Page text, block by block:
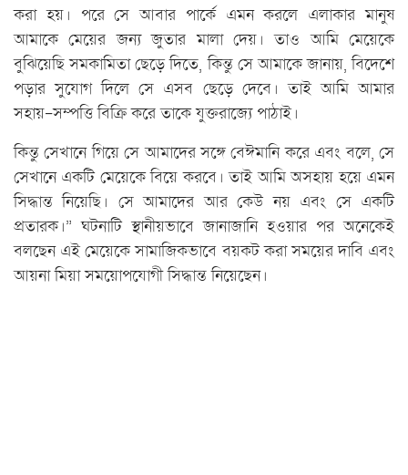
করা হয়। পরে সে আবার পার্কে এমন করলে এলাকার মানুষ
আমাকে মেয়ের জন্য জুতার মালা দেয়। তাও আমি মেয়েকে
বুঝিয়েছি সমকামিতা ছেড়ে দিতে, কিন্তু সে আমাকে জানায়, বিদেশে
পড়ার সুযোগ দিলে সে এসব ছেড়ে দেবে। তাই আমি আমার
সহায়-সম্পত্তি বিক্রি করে তাকে যুক্তরাজ্যে পাঠাই।
কিন্তু সেখানে গিয়ে সে আমাদের সঙ্গে বেঈমানি করে এবং বলে, সে
সেখানে একটি মেয়েকে বিয়ে করবে। তাই আমি অসহায় হয়ে এমন
সিদ্ধান্ত নিয়েছি। সে আমাদের আর কেউ নয় এবং সে একটি
প্রতারক।” ঘটনাটি স্থানীয়ভাবে জানাজানি হওয়ার পর অনেকেই
বলছেন এই মেয়েকে সামাজিকভাবে বয়কট করা সময়ের দাবি এবং
আয়না মিয়া সময়োপযোগী সিদ্ধান্ত নিয়েছেন।